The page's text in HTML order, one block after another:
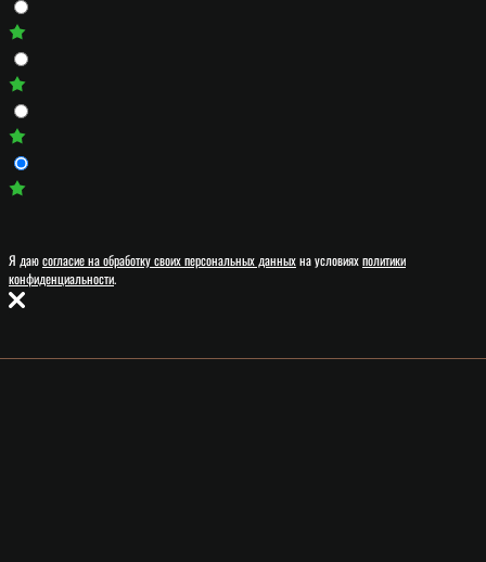
Я даюсогласие на обработку своих персональных данныхна условияхполитики
конфиденциальности.